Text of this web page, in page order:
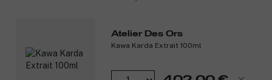
Atelier Des Ors
Kawa Karda Extrait 100ml